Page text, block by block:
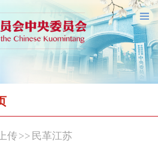
传 >> 民革江苏